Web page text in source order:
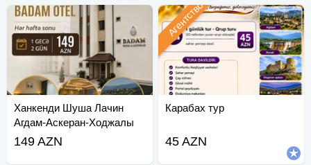
Ханкенди Шуша Лачин
Агдам-Аскеран-Ходжалы
Тур
149 AZN
Карабах тур
Агентство
45 AZN